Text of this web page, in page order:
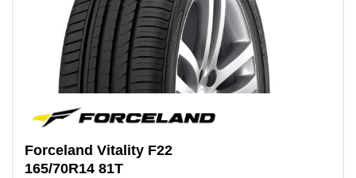
Forceland Vitality F22
165/70R14 81T